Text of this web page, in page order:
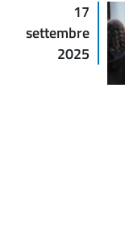
17
settembre
2025